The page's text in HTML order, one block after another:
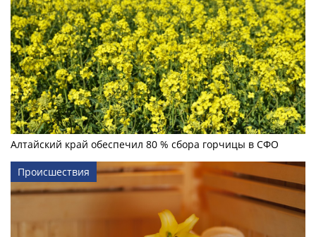
Алтайский край обеспечил 80 % сбора горчицы в СФО
Происшествия